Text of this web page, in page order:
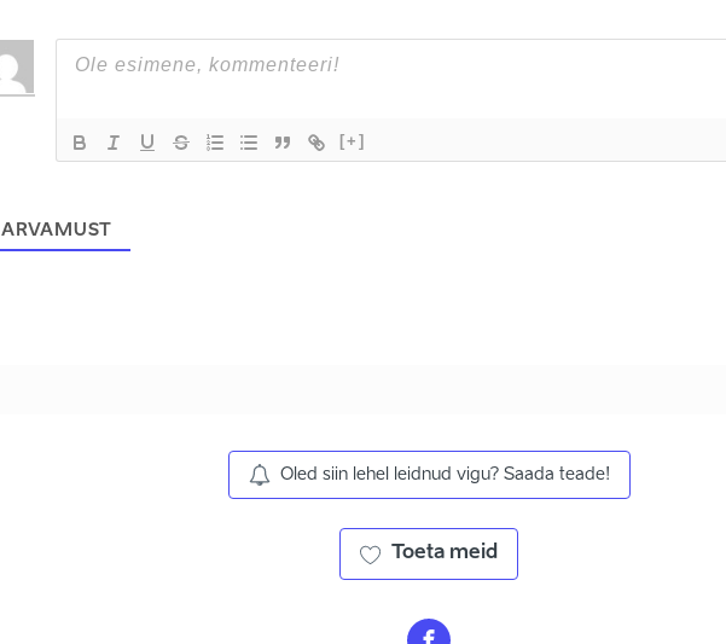
[+]
ARVAMUST
Oled siin lehel leidnud vigu? Saada teade!
Toeta meid